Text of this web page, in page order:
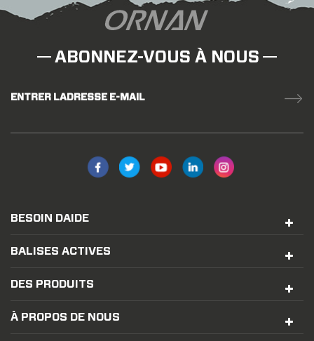
ABONNEZ-VOUS À NOUS
ENTRER LADRESSE E-MAIL
BESOIN DAIDE
BALISES ACTIVES
DES PRODUITS
À PROPOS DE NOUS